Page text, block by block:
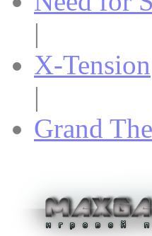
|
X-Tension
|
Grand